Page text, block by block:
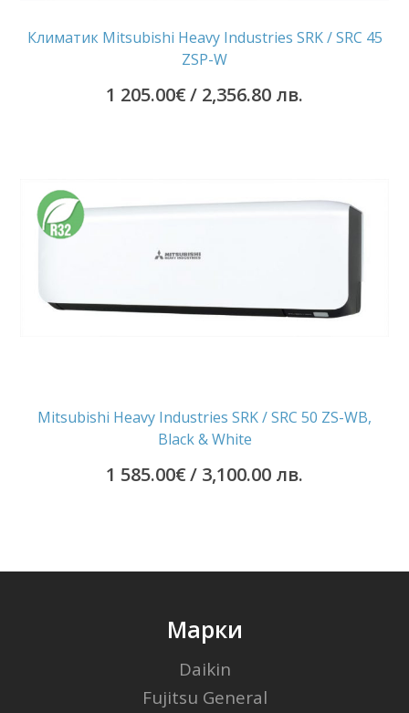
Климатик Mitsubishi Heavy Industries SRK / SRC 45
ZSP-W
1 205.00€/ 2,356.80 лв.
Mitsubishi Heavy Industries SRK / SRC 50 ZS-WB,
Black & White
1 585.00€/ 3,100.00 лв.
Марки
Daikin
Fujitsu General